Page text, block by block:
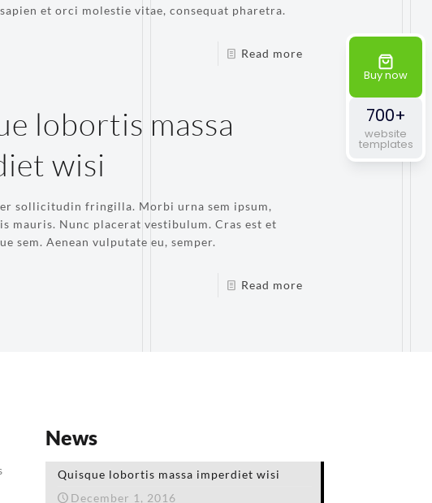
et orci molestie vitae, consequat pharetra.
Read more
lobortis massa
wisi
sollicitudin fringilla. Morbi urna sem ipsum,
mauris. Nunc placerat vestibulum. Cras est et
sem. Aenean vulputate eu, semper.
Read more
News
Quisque lobortis massa imperdiet wisi
December 1, 2016
Buy now
700+
website
templates